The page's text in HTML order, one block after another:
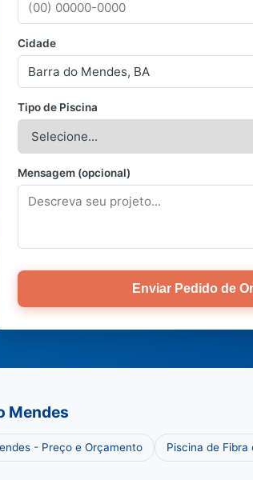
Cidade
Tipo de Piscina
Mensagem (opcional)
Enviar Pedido de
Mendes
- Preço e Orçamento Piscina de